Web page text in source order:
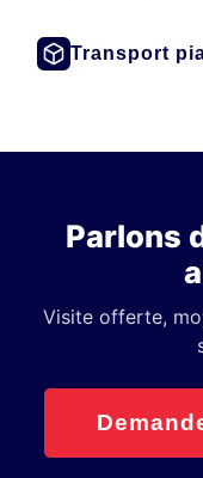
Transport
Parlons
Visite offerte,